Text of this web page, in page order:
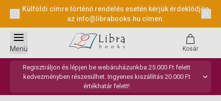
Külföldi címre történő rendelés esetén kérjük érdeklődjön
az info@librabooks.hu címen.
Regisztráljon és lépjen be webáruházunkba 25.000 Ft felett
kedvezményben részesülhet. Ingyenes kiszállítás 20.000 Ft
értékhatár felett!
Menü Kosár